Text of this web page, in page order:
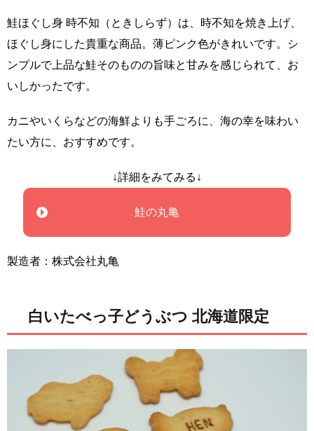
鮭ほぐし身 時不知（ときしらず）は、時不知を焼き上げ、
ほぐし身にした貴重な商品。薄ピンク色がきれいです。シ
ンプルで上品な鮭そのものの旨味と甘みを感じられて、お
いしかったです。
カニやいくらなどの海鮮よりも手ごろに、海の幸を味わい
たい方に、おすすめです。
↓詳細をみてみる↓
鮭の丸亀
製造者：株式会社丸亀
白いたべっ子どうぶつ 北海道限定